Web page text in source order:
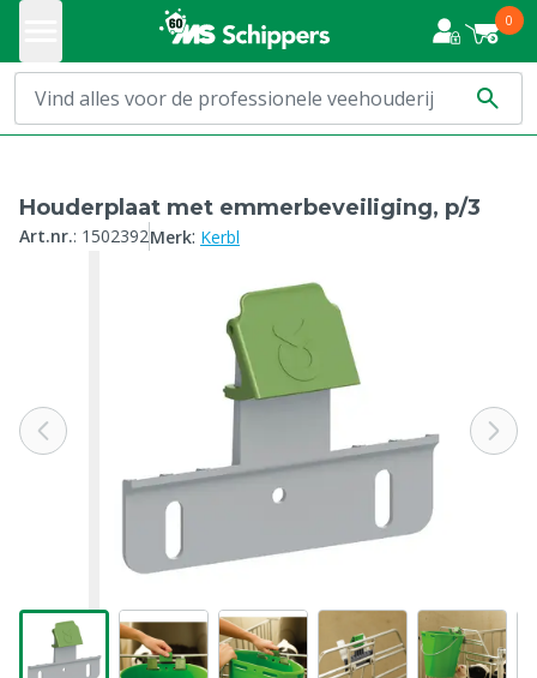
0
Houderplaat met emmerbeveiliging, p/3
Art.nr.: 1502392Merk: Kerbl